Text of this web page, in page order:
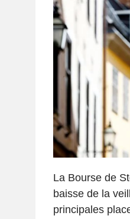
La Bourse de
baisse de la
principales